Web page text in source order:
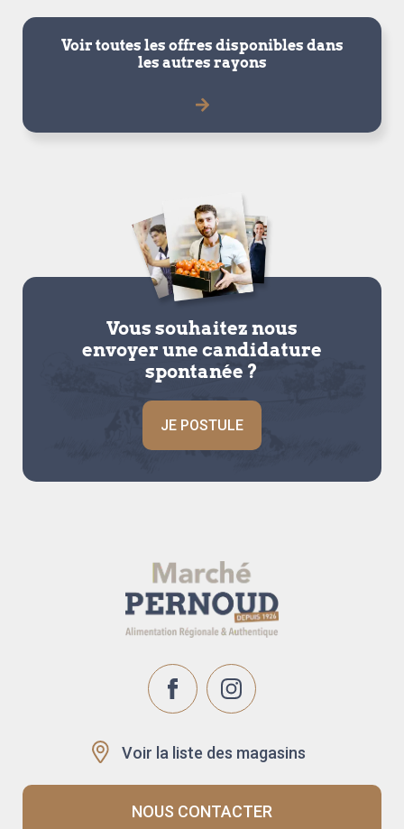
Voir toutes les offres disponibles dans
les autres rayons
Vous souhaitez nous
envoyer une candidature
spontanée ?
JE POSTULE
Voir la liste des magasins
NOUS CONTACTER